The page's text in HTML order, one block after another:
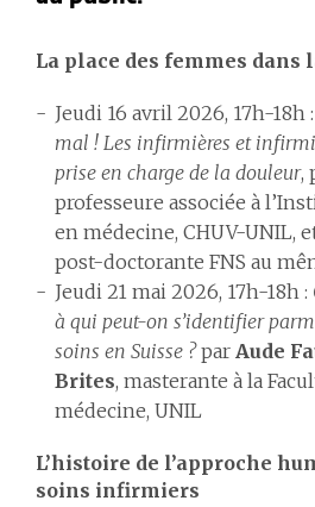
La place des femmes dans
Jeudi 16 avril 2026, 17h-18h :
mal ! Les infirmières et
prise en charge de la douleur,
professeure associée à
en médecine, CHUV-UNIL,
post-doctorante FNS au
Jeudi 21 mai 2026, 17h-18h :
à qui peut-on s’identifier
soins en Suisse ?par Aude
Brites, masterante à la
médecine, UNIL
L’histoire de l’approche
soins infirmiers